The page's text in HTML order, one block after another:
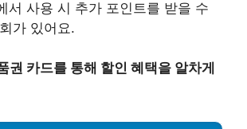
서 사용 시 추가 포인트를 받을 수
가 있어요.
권 카드를 통해 할인 혜택을 알차게